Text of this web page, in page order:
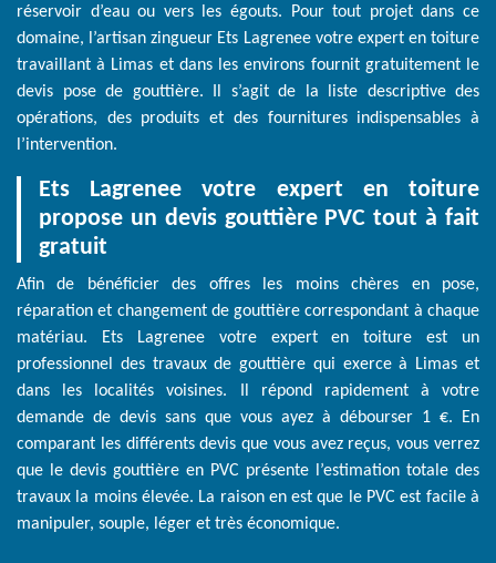
réservoir d’eau ou vers les égouts. Pour tout projet dans ce
domaine, l’artisan zingueur Ets Lagrenee votre expert en toiture
travaillant à Limas et dans les environs fournit gratuitement le
devis pose de gouttière. Il s’agit de la liste descriptive des
opérations, des produits et des fournitures indispensables à
l’intervention.
Ets Lagrenee votre expert en toiture
propose un devis gouttière PVC tout à fait
gratuit
Afin de bénéficier des offres les moins chères en pose,
réparation et changement de gouttière correspondant à chaque
matériau. Ets Lagrenee votre expert en toiture est un
professionnel des travaux de gouttière qui exerce à Limas et
dans les localités voisines. Il répond rapidement à votre
demande de devis sans que vous ayez à débourser 1 €. En
comparant les différents devis que vous avez reçus, vous verrez
que le devis gouttière en PVC présente l’estimation totale des
travaux la moins élevée. La raison en est que le PVC est facile à
manipuler, souple, léger et très économique.